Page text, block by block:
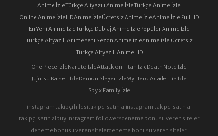
Anime İzleTürkçe Altyazılı Anime İzleTürkçe Anime İzle
Online Anime İzleHD Anime İzleÜcretsiz Anime İzleAnime İzle Full HD
En Yeni Anime İzleTürkçe Dublaj Anime İzlePopüler Anime İzle
Türkçe Altyazılı AnimeYeni Sezon Anime İzleAnime İzle Ücretsiz
Türkçe Altyazılı Anime HD
One Piece İzleNaruto İzleAttack on Titan İzleDeath Note İzle
Jujutsu Kaisen İzleDemon Slayer İzleMy Hero Academia İzle
Spy x Family İzle
instagram takipçi hilesitakipçi satın alinstagram takipçi satın al
takipçi satın albuy instagram followersdeneme bonusu veren siteler
deneme bonusu veren sitelerdeneme bonusu veren siteler